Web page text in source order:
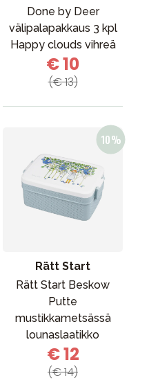
Done by Deer
välipalapakkaus 3 kpl
Happy clouds vihreä
€ 10
(€ 13)
Rätt Start
Rätt Start Beskow
Putte
mustikkametsässä
lounaslaatikko
€ 12
(€ 14)